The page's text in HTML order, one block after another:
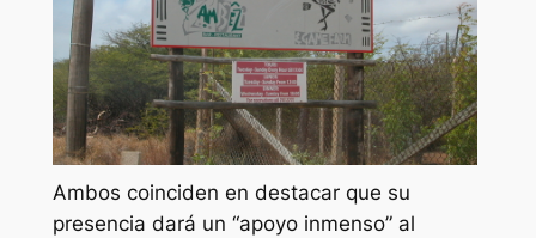
Ambos coinciden en destacar que su
presencia dará un “apoyo inmenso” al